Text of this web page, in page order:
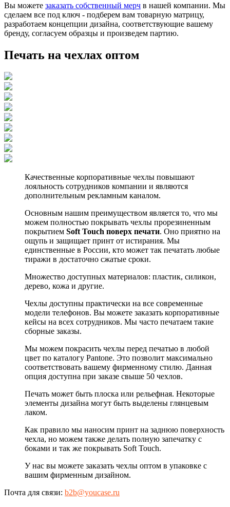
Вы можете заказать собственный мерч в нашей компании. Мы
сделаем все под ключ - подберем вам товарную матрицу,
разработаем концепции дизайна, соответствующие вашему
бренду, согласуем образцы и произведем партию.
Печать на чехлах оптом
Качественные корпоративные чехлы повышают
лояльность сотрудников компании и являются
дополнительным рекламным каналом.
Основным нашим преимуществом является то, что мы
можем полностью покрывать чехлы прорезиненным
покрытием Soft Touch поверх печати. Оно приятно на
ощупь и защищает принт от истирания. Мы
единственные в России, кто может так печатать любые
тиражи в достаточно сжатые сроки.
Множество доступных материалов: пластик, силикон,
дерево, кожа и другие.
Чехлы доступны практически на все современные
модели телефонов. Вы можете заказать корпоративные
кейсы на всех сотрудников. Мы часто печатаем такие
сборные заказы.
Мы можем покрасить чехлы перед печатью в любой
цвет по каталогу Pantone. Это позволит максимально
соответствовать вашему фирменному стилю. Данная
опция доступна при заказе свыше 50 чехлов.
Печать может быть плоска или рельефная. Некоторые
элементы дизайна могут быть выделены глянцевым
лаком.
Как правило мы наносим принт на заднюю поверхность
чехла, но можем также делать полную запечатку с
боками и так же покрывать Soft Touch.
У нас вы можете заказать чехлы оптом в упаковке с
вашим фирменным дизайном.
Почта для связи: b2b@youcase.ru